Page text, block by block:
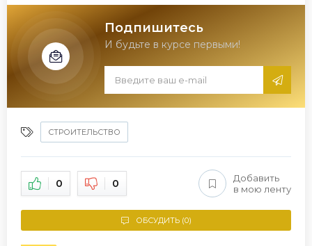
Подпишитесь
И будьте в курсе первыми!
СТРОИТЕЛЬСТВО
0 0
Добавить
в мою ленту
ОБСУДИТЬ (0)